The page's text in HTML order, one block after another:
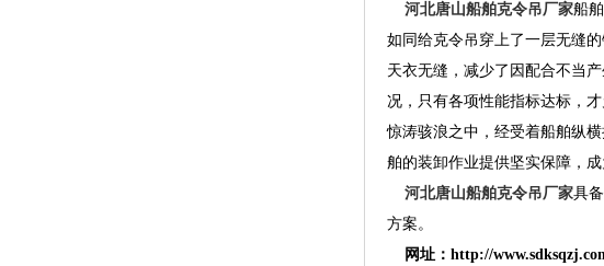
河北唐山船舶克令吊厂家船
如同给克令吊穿上了一层无缝
天衣无缝，减少了因配合不当
况，只有各项性能指标达标，
惊涛骇浪之中，经受着船舶纵
舶的装卸作业提供坚实保障，成
河北唐山船舶克令吊厂家具
方案。
网址：http://